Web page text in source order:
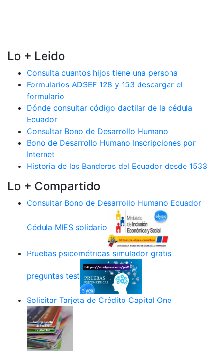
Lo + Leido
Consulta cuantos hijos tiene una persona
Formularios ADSEF 128 y 153 descargar el
formulario
Dónde consultar código dactilar de la cédula
Ecuador
Consultar Bono de Desarrollo Humano
Bono de Desarrollo Humano Inscripciones por
Internet
Historia de las Banderas del Ecuador desde 1533
Lo + Compartido
Consultar Bono de Desarrollo Humano Ecuador
Cédula MIES solidario
Pruebas psicométricas simulador gratis
preguntas test
Solicitar Tarjeta de Crédito Capital One